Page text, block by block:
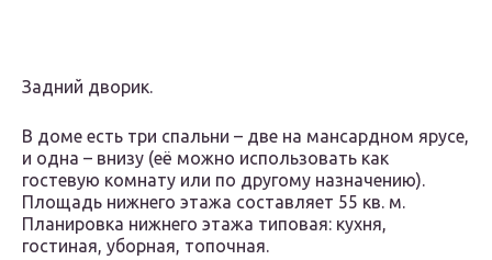
Задний дворик.
В доме есть три спальни – две на мансардном ярусе,
и одна – внизу (её можно использовать как
гостевую комнату или по другому назначению).
Площадь нижнего этажа составляет 55 кв. м.
Планировка нижнего этажа типовая: кухня,
гостиная, уборная, топочная.